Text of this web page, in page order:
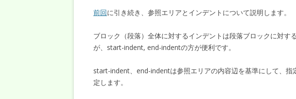
前回に引き続き、参照エリアとインデントについて説明します。
ブロック（段落）全体に対するインデントは段落ブロックに対す
が、start-indent, end-indentの方が便利です。
start-indent、end-indentは参照エリアの内容辺を基準にして、指
定します。